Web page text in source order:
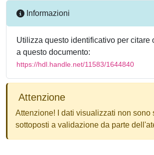
Informazioni
Utilizza questo identificativo per citare
a questo documento:
https://hdl.handle.net/11583/1644840
Attenzione
Attenzione! I dati visualizzati non sono
sottoposti a validazione da parte